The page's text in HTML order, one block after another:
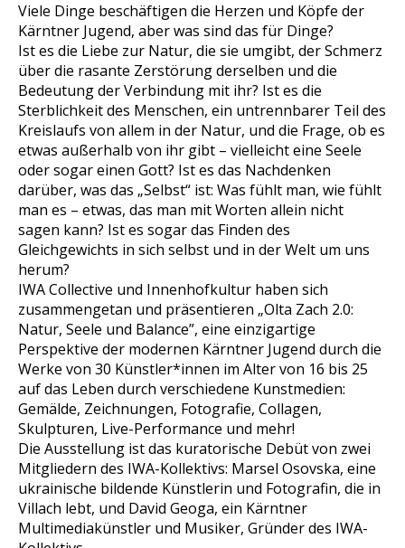
Viele Dinge beschäftigen die Herzen und Köpfe der
Kärntner Jugend, aber was sind das für Dinge?
Ist es die Liebe zur Natur, die sie umgibt, der Schmerz
über die rasante Zerstörung derselben und die
Bedeutung der Verbindung mit ihr? Ist es die
Sterblichkeit des Menschen, ein untrennbarer Teil des
Kreislaufs von allem in der Natur, und die Frage, ob es
etwas außerhalb von ihr gibt – vielleicht eine Seele
oder sogar einen Gott? Ist es das Nachdenken
darüber, was das „Selbst“ ist: Was fühlt man, wie fühlt
man es – etwas, das man mit Worten allein nicht
sagen kann? Ist es sogar das Finden des
Gleichgewichts in sich selbst und in der Welt um uns
herum?
IWA Collective und Innenhofkultur haben sich
zusammengetan und präsentieren „Olta Zach 2.0:
Natur, Seele und Balance”, eine einzigartige
Perspektive der modernen Kärntner Jugend durch die
Werke von 30 Künstler*innen im Altervon 16 bis 25
aufdas Leben durch verschiedene Kunstmedien:
Gemälde, Zeichnungen, Fotografie, Collagen,
Skulpturen, Live-Performance und mehr!
Die Ausstellung ist das kuratorische Debüt von zwei
Mitgliedern des IWA-Kollektivs: Marsel Osovska, eine
ukrainische bildende Künstlerin und Fotografin, die in
Villach lebt, und David Geoga, ein Kärntner
Multimediakünstler und Musiker, Gründer des IWA-